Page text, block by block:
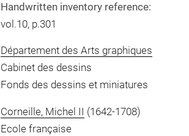
Handwritten inventory reference:
vol.10, p.301
Département des Arts graphiques
Cabinet des dessins
Fonds des dessins et miniatures
Corneille, Michel II (1642-1708)
Ecole française